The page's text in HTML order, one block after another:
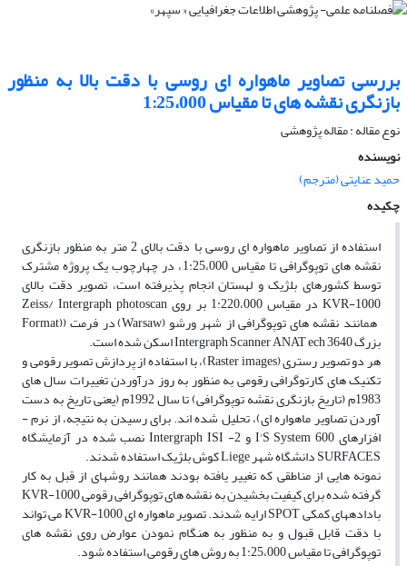
بررسی تصاویر ماهواره ای روسی با دقت بالا به منظور
بازنگری نقشه های تا مقیاس 1:25،000
نوع مقاله : مقاله پژوهشی
نویسنده
حمید عنایتی (مترجم)
چکیده
استفاده از تصاویر ماهواره ­ای روسی با دقت بالای 2 متر به منظور بازنگری
نقشه ­های توپوگرافی تا مقیاس 1:25،000، در چهارچوب یک پروژه مشترک
توسط کشورهای بلژیک و لهستان انجام پذیرفته است، تصویر دقت بالای
KVR-1000 در مقیاس 1:220،000 بر روی Zeiss/ Intergraph photoscan
همانند نقشه­ های توپوگرافی از شهر ورشو (Warsaw) در فرمت ((Format
بزرگ Intergraph Scanner ANAT ech 3640 اسکن شده است.
هر دو تصویر رستری (Raster images)، با استفاده از پردازش تصویر رقومی و
تکنیک ­های کارتوگرافی رقومی به منظور به روز درآوردن تغییرات سال­ های
1983م (تاریخ بازنگری نقشه توپوگرافی) تا سال 1992م (یعنی تاریخ به دست
آوردن تصاویر ماهواره ­ای)، تحلیل شده ­اند. برای رسیدن به نتیجه، از نرم ­
افزارهای I'S System 600 و Intergraph ISI -2 نصب شده در آزمایشگاه
SURFACES دانشگاه شهر Liege کوش بلژیک استفاده شدند.
نمونه­ هایی از مناطقی که تغییر یافته بودند همانند روش­های از قبل به کار
گرفته شده برای کیفیت بخشیدن به نقشه­ های توپوگرافی رقومی KVR-1000
باداده­های کمکی SPOT ارایه شدند. تصویر ماهواره­ ای KVR-1000 می­ تواند
با دقت قابل قبول و به منظور به هنگام نمودن عوارض روی نقشه­ های
توپوگرافی تا مقیاس 1:25،000 به روش های رقومی استفاده شود.